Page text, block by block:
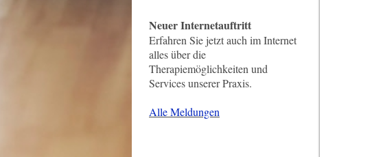
Neuer Internetauftritt
Erfahren Sie jetzt auch im Internet
alles über die
Therapiemöglichkeiten und
Services unserer Praxis.
Alle Meldungen